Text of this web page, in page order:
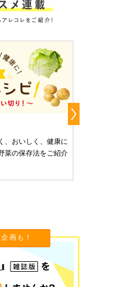
しく、健康に
存法をご紹介
作り置きお
画も！